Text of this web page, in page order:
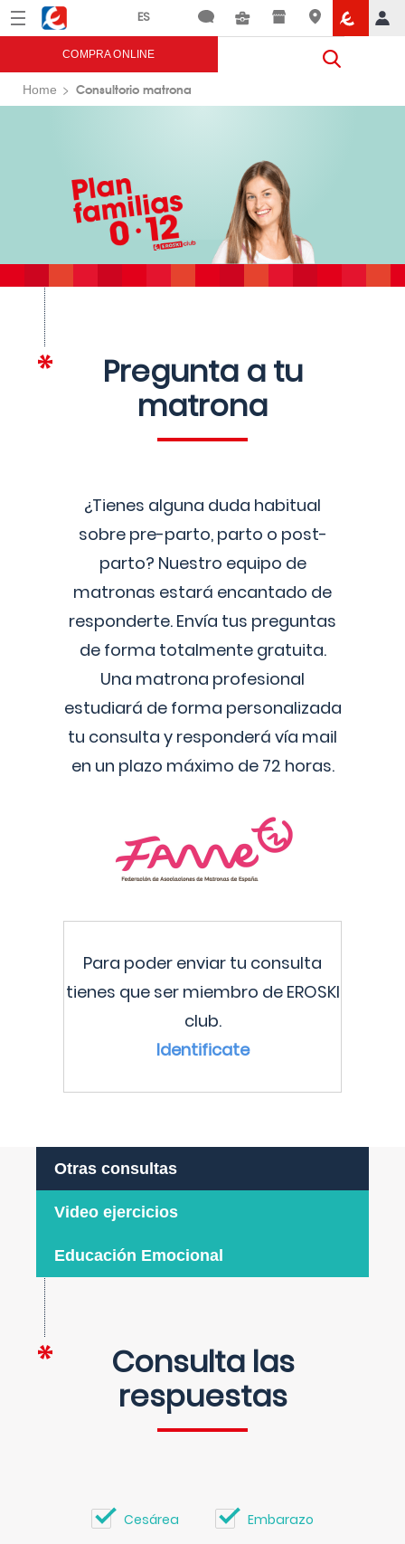
Menú Eroski
COMPRA ONLINE
Home Consultorio matrona
Pregunta a tu
matrona
¿Tienes alguna duda habitual
sobre pre-parto, parto o post-
parto? Nuestro equipo de
matronas estará encantado de
responderte. Envía tus preguntas
de forma totalmente gratuita.
Una matrona profesional
estudiará de forma personalizada
tu consulta y responderá vía mail
en un plazo máximo de 72 horas.
Para poder enviar tu consulta
tienes que ser miembro de EROSKI
club.
Identificate
Otras consultas
Video ejercicios
Educación Emocional
Consulta las
respuestas
Cesárea Embarazo